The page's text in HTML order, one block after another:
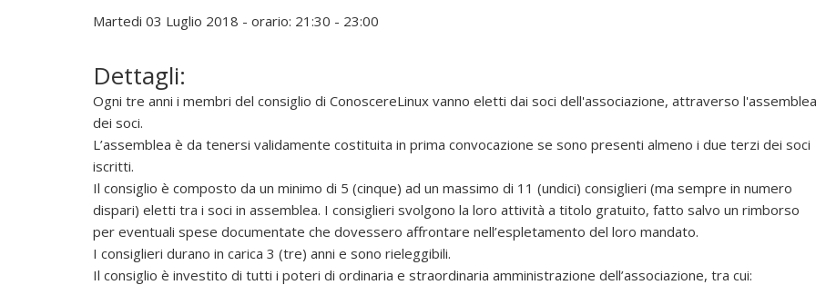
u
v
e
r
e
,
s
o
s
t
e
Martedi 03 Luglio 2018 - orario: 21:30 - 23:00
Dettagli:
Ogni tre anni i membri del consiglio di ConoscereLinux vanno eletti dai soci dell'associazione, attraverso l'assemblea
dei soci.
L’assemblea è da tenersi validamente costituita in prima convocazione se sono presenti almeno i due terzi dei soci
iscritti.
Il consiglio è composto da un minimo di 5 (cinque) ad un massimo di 11 (undici) consiglieri (ma sempre in numero
dispari) eletti tra i soci in assemblea. I consiglieri svolgono la loro attività a titolo gratuito, fatto salvo un rimborso
per eventuali spese documentate che dovessero affrontare nell’espletamento del loro mandato.
I consiglieri durano in carica 3 (tre) anni e sono rieleggibili.
Il consiglio è investito di tutti i poteri di ordinaria e straordinaria amministrazione dell’associazione, tra cui: